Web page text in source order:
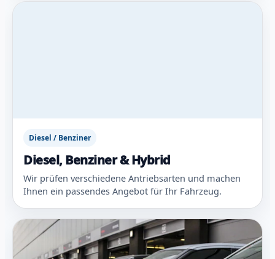
Diesel / Benziner
Diesel, Benziner & Hybrid
Wir prüfen verschiedene Antriebsarten und machen
Ihnen ein passendes Angebot für Ihr Fahrzeug.